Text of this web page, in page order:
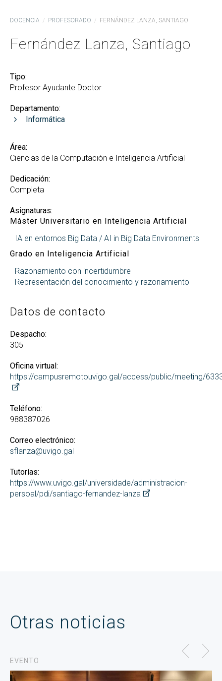
DOCENCIA PROFESORADO FERNÁNDEZ LANZA, SANTIAGO
Fernández Lanza, Santiago
Tipo:
Profesor Ayudante Doctor
Departamento:
Informática
Área:
Ciencias de la Computación e Inteligencia Artificial
Dedicación:
Completa
Asignaturas:
Máster Universitario en Inteligencia Artificial
IA en entornos Big Data / AI in Big Data Environments
Grado en Inteligencia Artificial
Razonamiento con incertidumbre
Representación del conocimiento y razonamiento
Datos de contacto
Despacho:
305
Oficina virtual:
https://campusremotouvigo.gal/access/public/meeting/
Teléfono:
988387026
Correo electrónico:
sflanza@uvigo.gal
Tutorías:
https://www.uvigo.gal/universidade/administracion-
persoal/pdi/santiago-fernandez-lanza
Otras noticias
EVENTO